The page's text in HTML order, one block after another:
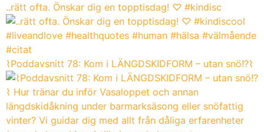
..rätt ofta. Önskar dig en topptisdag! ♡ #kindisc
⌇Poddavsnitt 78: Kom i LÄNGDSKIDFORM – utan snö!?⌇